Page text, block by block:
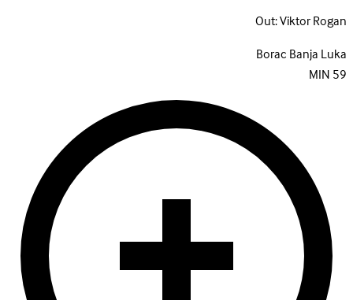
Out:Viktor Rogan
Borac Banja Luka
59
MIN